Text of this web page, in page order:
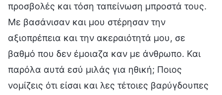
προσβολές και τόση ταπείνωση μπροστά τους.
Με βασάνισαν και μου στέρησαν την
αξιοπρέπεια και την ακεραιότητά μου, σε
βαθμό που δεν έμοιαζα καν με άνθρωπο. Και
παρόλα αυτά εσύ μιλάς για ηθική; Ποιος
νομίζεις ότι είσαι και λες τέτοιες βαρύγδουπες